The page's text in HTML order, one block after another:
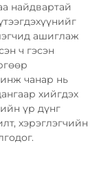
найдвартай
ашиглаж
ч гэсэн
чанар нь
хийгдэх
үр дүнг
хэрэглэгчийн